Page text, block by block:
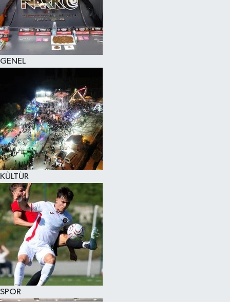
GENEL
KÜLTÜR
SPOR
KÜLTÜR SANAT
MAGAZİN
SAĞLIK
SİYASET
SPOR
TEKNOLOJİ
VİZYONDAKİLER
YAŞAM